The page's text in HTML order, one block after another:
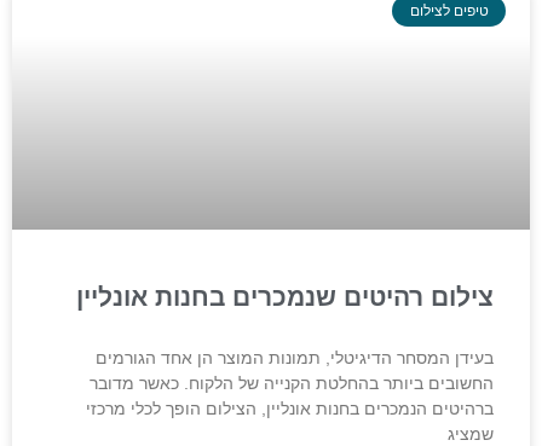
טיפים לצילום
צילום רהיטים שנמכרים בחנות אונליין
בעידן המסחר הדיגיטלי, תמונות המוצר הן אחד הגורמים
החשובים ביותר בהחלטת הקנייה של הלקוח. כאשר מדובר
ברהיטים הנמכרים בחנות אונליין, הצילום הופך לכלי מרכזי
שמציג